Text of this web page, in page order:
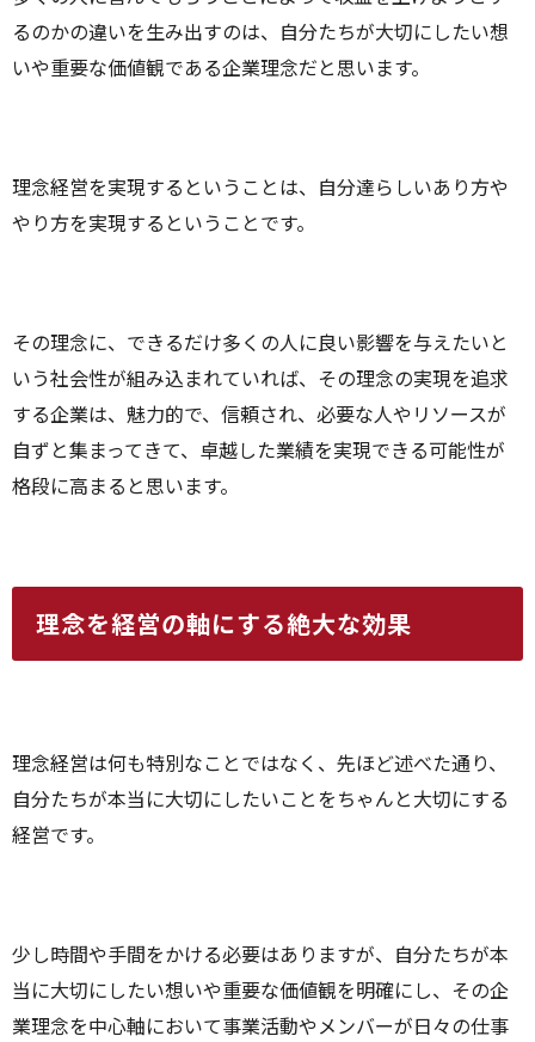
るのかの違いを生み出すのは、自分たちが大切にしたい想
いや重要な価値観である企業理念だと思います。
理念経営を実現するということは、自分達らしいあり方や
やり方を実現するということです。
その理念に、できるだけ多くの人に良い影響を与えたいと
いう社会性が組み込まれていれば、その理念の実現を追求
する企業は、魅力的で、信頼され、必要な人やリソースが
自ずと集まってきて、卓越した業績を実現できる可能性が
格段に高まると思います。
理念を経営の軸にする絶大な効果
理念経営は何も特別なことではなく、先ほど述べた通り、
自分たちが本当に大切にしたいことをちゃんと大切にする
経営です。
少し時間や手間をかける必要はありますが、自分たちが本
当に大切にしたい想いや重要な価値観を明確にし、その企
業理念を中心軸において事業活動やメンバーが日々の仕事